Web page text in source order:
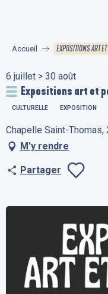
principal
Accueil EXPOSITIONS ART
6 juillet > 30 août
Expositions art et
CULTURELLE EXPOSITION
Chapelle Saint-
M'y rendre
Partager